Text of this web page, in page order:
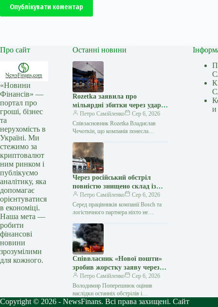
Опублікувати коментар
Про сайт
«Новини
Фінансів» —
портал про
гроші, бізнес
та
нерухомість в
Україні. Ми
стежимо за
криптовалют
ним ринком і
публікуємо
аналітику, яка
допомагає
орієнтуватися
в економіці.
Наша мета —
робити
фінансові
новини
зрозумілими
для кожного.
Останні новини
Rozetka заявила про
мільярдні збитки через удар
РФПетро Самійленко
Сер 6, 2026
Співзасновник Rozetka Владислав
Чечоткін, що компанія понесла
існування Прямі збитки компанії
Rozetka внаслідок російських атак…
Через російський обстріл
повністю знищено склад із
продукцією Bosch в Україні
Петро Самійленко
Сер 6, 2026
Серед працівників компанії Bosch та
логістичного партнера ніхто не
чергового обстрілу в ніч проти 5…
Співвласник «Нової пошти»
зробив жорстку заяву через
масштабні удари РФ
Петро Самійленко
Сер 6, 2026
Володимир Поперешнюк оцінив
наслідки останніх обстрілів і
запропонував план порятунку бізнесу
и
Copyright © 2026 - NewsFinans. Всі права захищені. Сайт